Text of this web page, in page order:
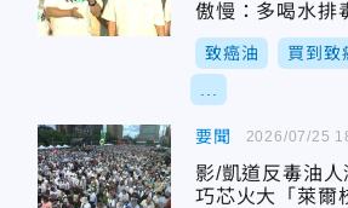
傲慢：多喝水排
致癌油 買到致
要聞
影/凱道反毒油
巧芯火大「萊爾
2026/07/25